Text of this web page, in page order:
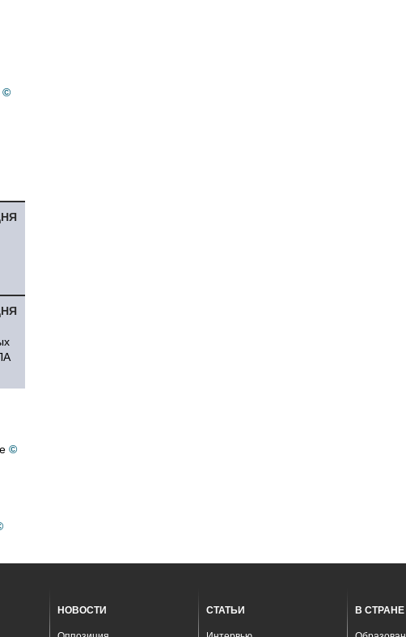
©
©
НОВОСТИ СТАТЬИ В СТРАНЕ